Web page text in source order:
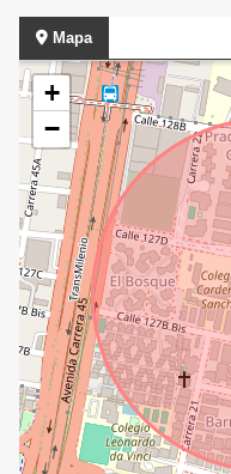
Mapa
+
−